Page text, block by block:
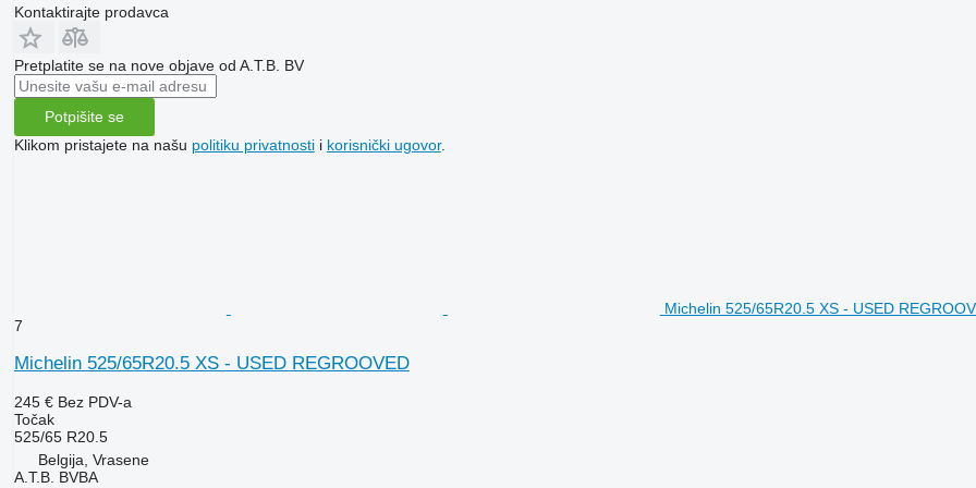
Kontaktirajte prodavca
Pretplatite se na nove objave od A.T.B. BV
Potpišite se
Klikom pristajete na našu politiku privatnostii korisnički ugovor.
Michelin 525/65R20.5 XS - USED
7
Michelin 525/65R20.5 XS - USED REGROOVED
245 € Bez PDV-a
Točak
525/65 R20.5
Belgija, Vrasene
A.T.B. BVBA